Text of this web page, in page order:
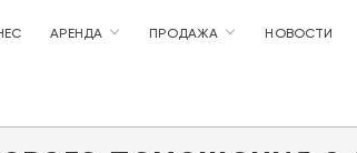
АРЕНДА ПРОДАЖА НОВОСТИ